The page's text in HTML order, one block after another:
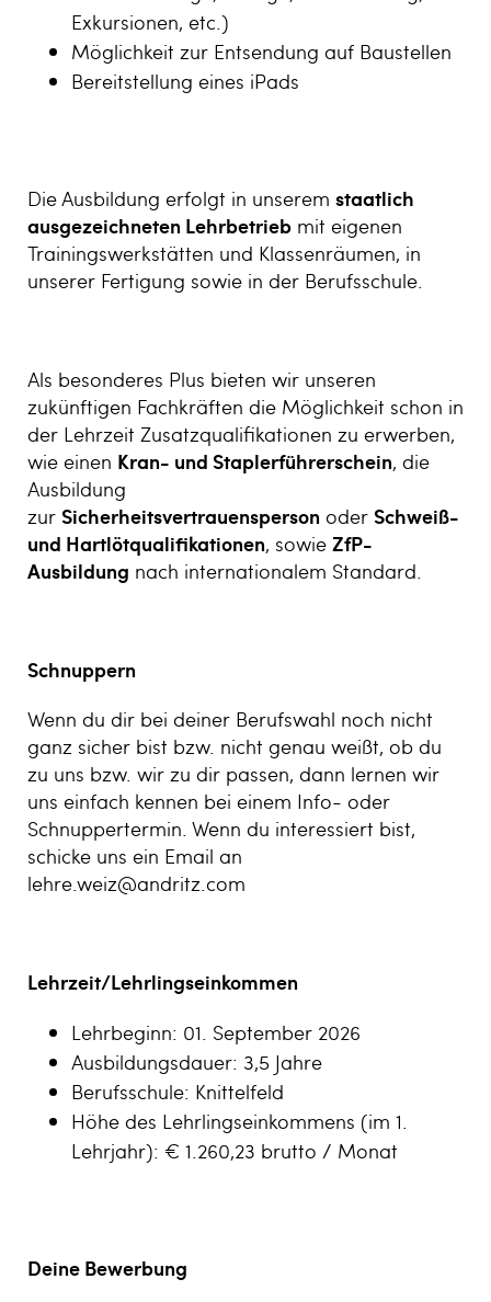
Exkursionen, etc.)
Möglichkeit zur Entsendung auf Baustellen
Bereitstellung eines iPads
Die Ausbildung erfolgt in unserem staatlich
ausgezeichneten Lehrbetrieb mit eigenen
Trainingswerkstätten und Klassenräumen, in
unserer Fertigung sowie in der Berufsschule.
Als besonderes Plus bieten wir unseren
zukünftigen Fachkräften die Möglichkeit schon in
der Lehrzeit Zusatzqualifikationen zu erwerben,
wie einen Kran- und Staplerführerschein, die
Ausbildung
zur Sicherheitsvertrauensperson oder Schweiß-
und Hartlötqualifikationen, sowie ZfP-
Ausbildung nach internationalem Standard.
Schnuppern
Wenn du dir bei deiner Berufswahl noch nicht
ganz sicher bist bzw. nicht genau weißt, ob du
zu uns bzw. wir zu dir passen, dann lernen wir
uns einfach kennen bei einem Info- oder
Schnuppertermin. Wenn du interessiert bist,
schicke uns ein Email an
lehre.weiz@andritz.com
Lehrzeit/Lehrlingseinkommen
Lehrbeginn: 01. September 2026
Ausbildungsdauer: 3,5 Jahre
Berufsschule: Knittelfeld
Höhe des Lehrlingseinkommens (im 1.
Lehrjahr): € 1.260,23 brutto / Monat
Deine Bewerbung